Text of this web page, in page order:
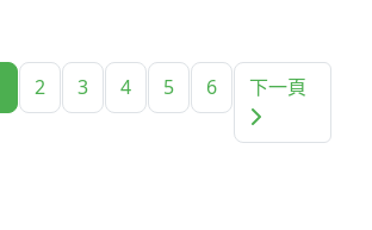
2 3 4 5 6 下一頁